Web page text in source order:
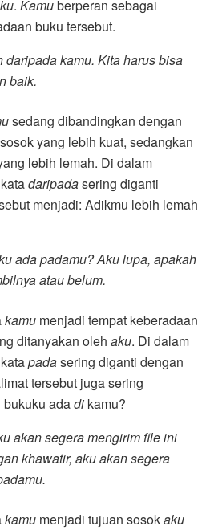
. Kamuberperan sebagai
buku tersebut.
daripada kamu. Kita harus bisa
baik.
sedang dibandingkan dengan
yang lebih kuat, sedangkan
lebih lemah. Di dalam
daripadasering diganti
menjadi: Adikmu lebih lemah
ada padamu? Aku lupa, apakah
atau belum.
kamu menjadi tempat keberadaan
ditanyakan oleh aku. Di dalam
padasering diganti dengan
tersebut juga sering
bukuku adadi kamu?
akan segera mengirim file ini
khawatir, aku akan segera
kamu menjadi tujuan sosokaku